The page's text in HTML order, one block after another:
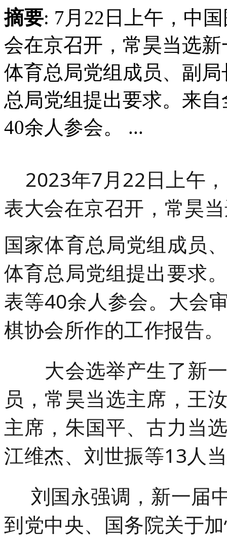
摘要: 7月22日上午，中
会在京召开，常昊当选
体育总局党组成员、副
总局党组提出要求。来
40余人参会。 ...
2023年7月22日上午
表大会在京召开，常昊
国家体育总局党组成员
体育总局党组提出要求
表等40余人参会。大会
棋协会所作的工作报告。
大会选举产生了新一
员，常昊当选主席，王
主席，朱国平、古力当
江维杰、刘世振等13人
刘国永强调，新一届
到党中央、国务院关于